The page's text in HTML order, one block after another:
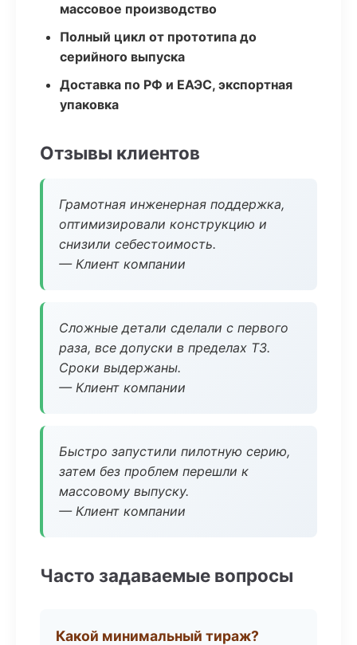
массовое производство
Полный цикл от прототипа до
серийного выпуска
Доставка по РФ и ЕАЭС, экспортная
упаковка
Отзывы клиентов
Грамотная инженерная поддержка,
оптимизировали конструкцию и
снизили себестоимость.
— Клиент компании
Сложные детали сделали с первого
раза, все допуски в пределах ТЗ.
Сроки выдержаны.
— Клиент компании
Быстро запустили пилотную серию,
затем без проблем перешли к
массовому выпуску.
— Клиент компании
Часто задаваемые вопросы
Какой минимальный тираж?